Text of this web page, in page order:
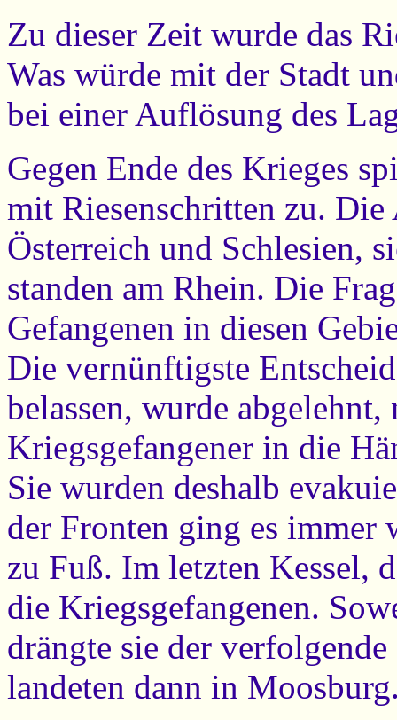
Zu dieser Zeit wurde das
Was würde mit der Stadt
bei einer Auflösung des
Gegen Ende des Krieges
mit Riesenschritten zu.
Österreich und Schlesien,
standen am Rhein. Die
Gefangenen in diesen
Die vernünftigste
belassen, wurde
Kriegsgefangener in die
Sie wurden deshalb
der Fronten ging es immer
zu Fuß. Im letzten Kessel,
die Kriegsgefangenen.
drängte sie der
landeten dann in